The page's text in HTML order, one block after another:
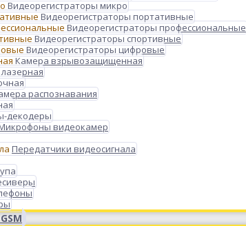
Видеорегистраторы микро
Видеорегистраторы портативные
Видеорегистраторы профессиональные
Видеорегистраторы спортивные
Видеорегистраторы цифровые
Камера взрывозащищенная
распознавания
декодеры
видеокамер
Передатчики видеосигнала